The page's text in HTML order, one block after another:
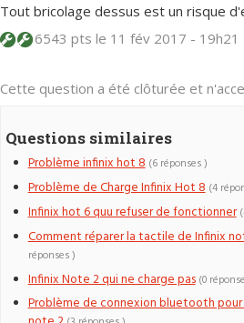
Tout bricolage dessus est un risque
6543 pts le 11 fév 2017 - 19h21
Cette question a été clôturée et
Questions similaires
Problème infinix hot 8 (6 réponses )
Problème de Charge Infinix Hot 8 (4
Infinix hot 6 quu refuser de fonctionner
Comment réparer la tactile de Infinix
réponses )
Infinix Note 2 qui ne charge pas (0
Problème de connexion bluetooth